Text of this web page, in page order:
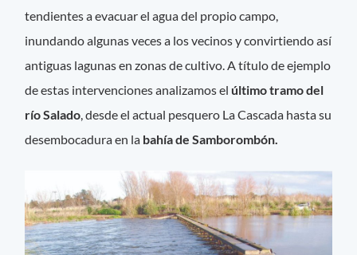
tendientes a evacuar el agua del propio campo,
inundando algunas veces a los vecinos y convirtiendo así
antiguas lagunas en zonas de cultivo. A título de ejemplo
de estas intervenciones analizamos el último tramo del
río Salado, desde el actual pesquero La Cascada hasta su
desembocadura en la bahía de Samborombón.